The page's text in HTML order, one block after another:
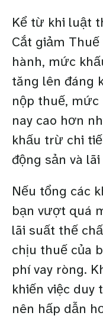
Kể từ khi luật
Cắt giảm
hành, mức
tăng lên đáng
nộp thuế,
nay cao hơn
khấu trừ chi
động sản và
Nếu tổng các
bạn vượt quá
lãi suất thế
chịu thuế của
phí vay ròng.
khiến việc
nên hấp dẫn